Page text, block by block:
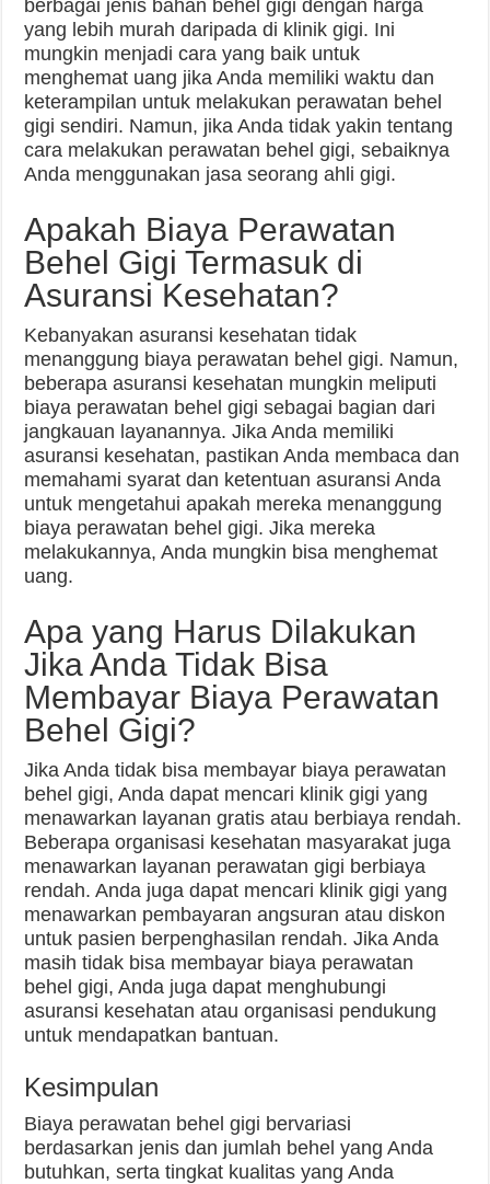
berbagai jenis bahan behel gigi dengan harga
yang lebih murah daripada di klinik gigi. Ini
mungkin menjadi cara yang baik untuk
menghemat uang jika Anda memiliki waktu dan
keterampilan untuk melakukan perawatan behel
gigi sendiri. Namun, jika Anda tidak yakin tentang
cara melakukan perawatan behel gigi, sebaiknya
Anda menggunakan jasa seorang ahli gigi.
Apakah Biaya Perawatan
Behel Gigi Termasuk di
Asuransi Kesehatan?
Kebanyakan asuransi kesehatan tidak
menanggung biaya perawatan behel gigi. Namun,
beberapa asuransi kesehatan mungkin meliputi
biaya perawatan behel gigi sebagai bagian dari
jangkauan layanannya. Jika Anda memiliki
asuransi kesehatan, pastikan Anda membaca dan
memahami syarat dan ketentuan asuransi Anda
untuk mengetahui apakah mereka menanggung
biaya perawatan behel gigi. Jika mereka
melakukannya, Anda mungkin bisa menghemat
uang.
Apa yang Harus Dilakukan
Jika Anda Tidak Bisa
Membayar Biaya Perawatan
Behel Gigi?
Jika Anda tidak bisa membayar biaya perawatan
behel gigi, Anda dapat mencari klinik gigi yang
menawarkan layanan gratis atau berbiaya rendah.
Beberapa organisasi kesehatan masyarakat juga
menawarkan layanan perawatan gigi berbiaya
rendah. Anda juga dapat mencari klinik gigi yang
menawarkan pembayaran angsuran atau diskon
untuk pasien berpenghasilan rendah. Jika Anda
masih tidak bisa membayar biaya perawatan
behel gigi, Anda juga dapat menghubungi
asuransi kesehatan atau organisasi pendukung
untuk mendapatkan bantuan.
Kesimpulan
Biaya perawatan behel gigi bervariasi
berdasarkan jenis dan jumlah behel yang Anda
butuhkan, serta tingkat kualitas yang Anda